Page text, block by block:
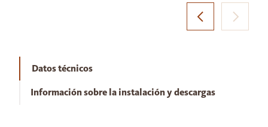
Datos técnicos
Información sobre la instalación y descargas